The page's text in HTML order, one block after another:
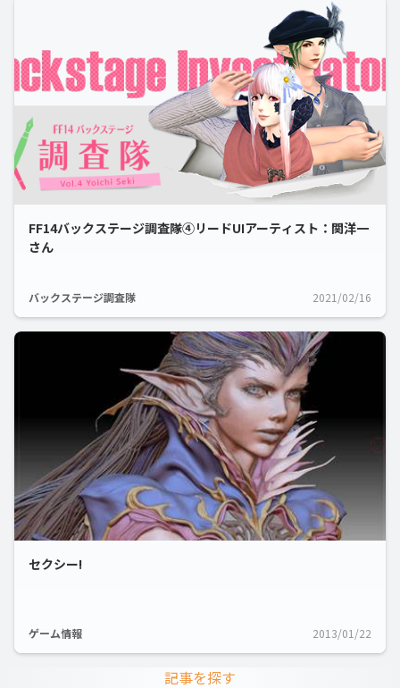
FF14バックステージ調査隊④リードUIアーティスト：関洋一
さん
バックステージ調査隊 2021/02/16
セクシー!
ゲーム情報 2013/01/22
記事を探す